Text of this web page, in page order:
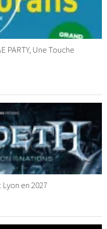
PARTY, Une Touche
en 2027